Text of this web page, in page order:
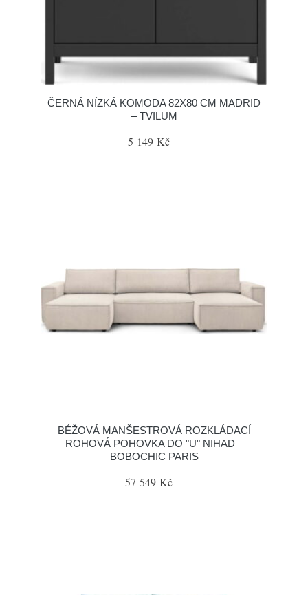
ČERNÁ NÍZKÁ KOMODA 82X80 CM MADRID
– TVILUM
5 149 Kč
BÉŽOVÁ MANŠESTROVÁ ROZKLÁDACÍ
ROHOVÁ POHOVKA DO "U" NIHAD –
BOBOCHIC PARIS
57 549 Kč